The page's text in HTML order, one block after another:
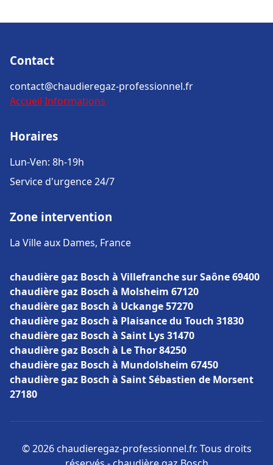
Contact
contact@chaudieregaz-professionnel.fr
Accueil Informations
Horaires
Lun-Ven: 8h-19h
Service d'urgence 24/7
Zone intervention
La Ville aux Dames, France
chaudière gaz Bosch à Villefranche sur Saône 69400
chaudière gaz Bosch à Molsheim 67120
chaudière gaz Bosch à Uckange 57270
chaudière gaz Bosch à Plaisance du Touch 31830
chaudière gaz Bosch à Saint Lys 31470
chaudière gaz Bosch à Le Thor 84250
chaudière gaz Bosch à Mundolsheim 67450
chaudière gaz Bosch à Saint Sébastien de Morsent
27180
© 2026 chaudieregaz-professionnel.fr. Tous droits